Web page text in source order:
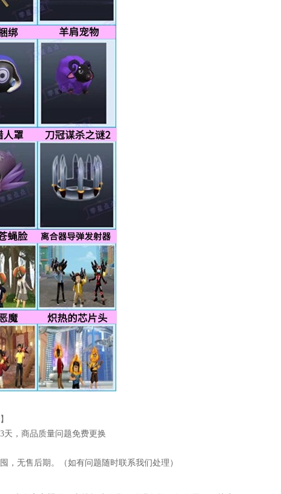
天，商品质量问题免费更换
，无售后期。（如有问题随时联系我们处理）